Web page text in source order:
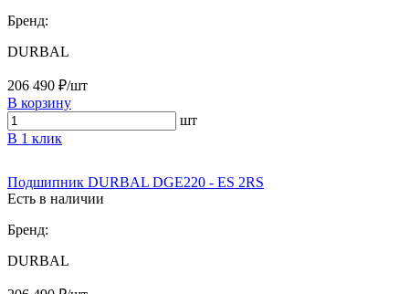
Бренд:
DURBAL
206 490 ₽/шт
В корзину
шт
В 1 клик
Подшипник DURBAL DGE220 - ES 2RS
Есть в наличии
Бренд:
DURBAL